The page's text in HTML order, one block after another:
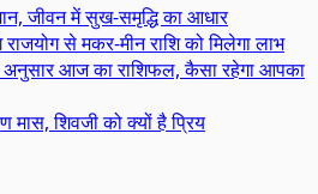
जीवन में सुख-समृद्धि का आधार
से मकर-मीन राशि को मिलेगा लाभ
अनुसार आज का राशिफल, कैसा रहेगा आपका
शिवजी को क्यों है प्रिय